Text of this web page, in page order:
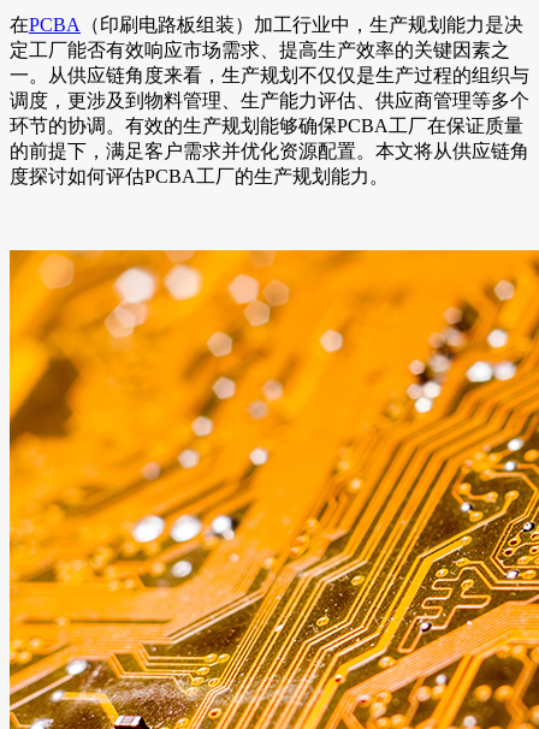
在PCBA
（印刷电路板组装）加工行业中，生产规划能力是决
定工厂能否有效响应市场需求、提高生产效率的关键因素之
一。从供应链角度来看，生产规划不仅仅是生产过程的组织与
调度，更涉及到物料管理、生产能力评估、供应商管理等多个
环节的协调。有效的生产规划能够确保PCBA工厂在保证质量
的前提下，满足客户需求并优化资源配置。本文将从供应链角
度探讨如何评估PCBA工厂的生产规划能力。